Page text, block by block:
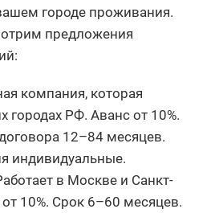
городе проживания.
предложения
компания, которая
городах РФ. Аванс от 10%.
12–84 месяцев.
индивидуальные.
в Москве и Санкт-
10%. Срок 6–60 месяцев.